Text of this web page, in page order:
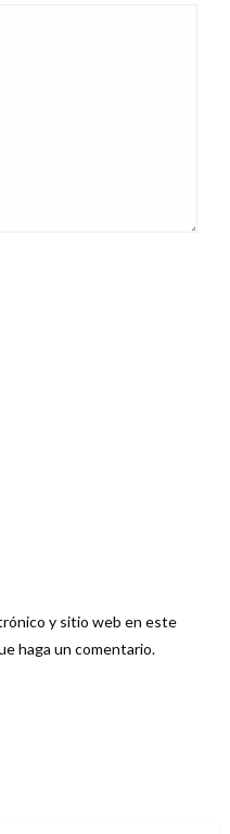
y sitio web en este
haga un comentario.